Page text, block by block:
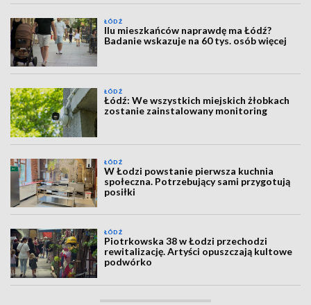
ŁÓDŹ
Ilu mieszkańców naprawdę ma Łódź?
Badanie wskazuje na 60 tys. osób więcej
ŁÓDŹ
Łódź: We wszystkich miejskich żłobkach
zostanie zainstalowany monitoring
ŁÓDŹ
W Łodzi powstanie pierwsza kuchnia
społeczna. Potrzebujący sami przygotują
posiłki
ŁÓDŹ
Piotrkowska 38 w Łodzi przechodzi
rewitalizację. Artyści opuszczają kultowe
podwórko